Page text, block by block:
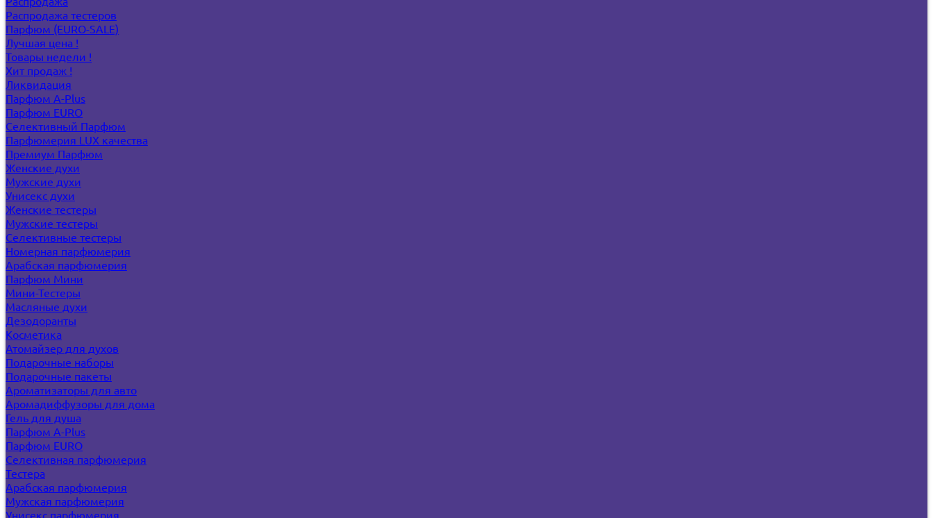
Распродажа тестеров
Парфюм (EURO-SALE)
Лучшая цена !
Товары недели !
Хит продаж !
Ликвидация
Парфюм A-Plus
Парфюм EURO
Селективный Парфюм
Парфюмерия LUX качества
Премиум Парфюм
Женские духи
Мужские духи
Унисекс духи
Женские тестеры
Мужские тестеры
Селективные тестеры
Номерная парфюмерия
Арабская парфюмерия
Парфюм Мини
Мини-Тестеры
Масляные духи
Дезодоранты
Косметика
Атомайзер для духов
Подарочные наборы
Подарочные пакеты
Ароматизаторы для авто
Аромадиффузоры для дома
Гель для душа
Парфюм A-Plus
Парфюм EURO
Селективная парфюмерия
Тестера
Арабская парфюмерия
Мужская парфюмерия
Унисекс парфюмерия